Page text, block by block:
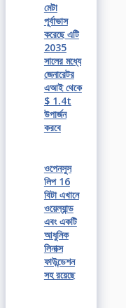
মেটা
পূর্বাভাস
করেছে এটি
2035
সালের মধ্যে
জেনারেটর
এআই থেকে
$ 1.4t
উপার্জন
করবে
ওপেনসুস
লিপ 16
বিটা এখানে
ওয়েল্যান্ড
এবং একটি
আধুনিক
লিনাক্স
ফাউন্ডেশন
সহ রয়েছে